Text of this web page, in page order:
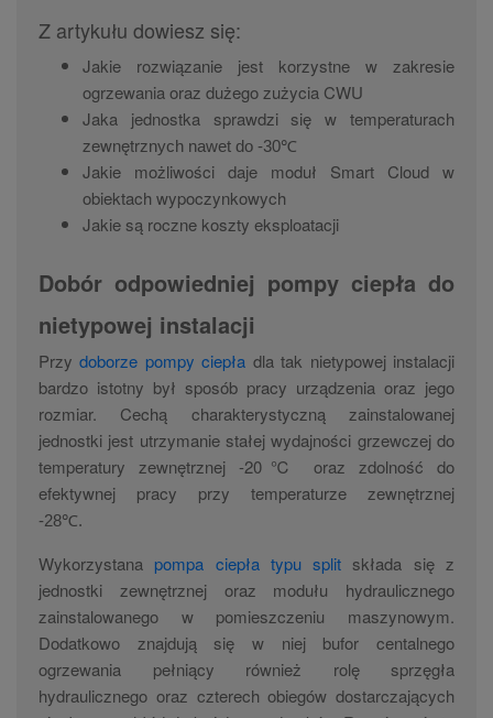
Z artykułu dowiesz się:
Jakie rozwiązanie jest korzystne w zakresie
ogrzewania oraz dużego zużycia CWU
Jaka jednostka sprawdzi się w temperaturach
zewnętrznych nawet do -30℃
Jakie możliwości daje moduł Smart Cloud w
obiektach wypoczynkowych
Jakie są roczne koszty eksploatacji
Dobór odpowiedniej pompy ciepła do
nietypowej instalacji
Przydoborze pompy ciepła dla tak nietypowej instalacji
bardzo istotny był sposób pracy urządzenia oraz jego
rozmiar. Cechą charakterystyczną zainstalowanej
jednostki jest utrzymanie stałej wydajności grzewczej do
temperatury zewnętrznej -20℃ oraz zdolność do
efektywnej pracy przy temperaturze zewnętrznej
-28℃.
Wykorzystana pompa ciepła typu split składa się z
jednostki zewnętrznej oraz modułu hydraulicznego
zainstalowanego w pomieszczeniu maszynowym.
Dodatkowo znajdują się w niej bufor centalnego
ogrzewania pełniący również rolę sprzęgła
hydraulicznego oraz czterech obiegów dostarczających